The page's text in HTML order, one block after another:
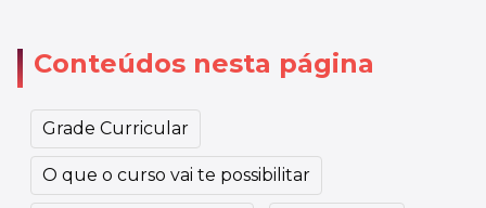
Conteúdos nesta página
Grade Curricular
O que o curso vai te possibilitar